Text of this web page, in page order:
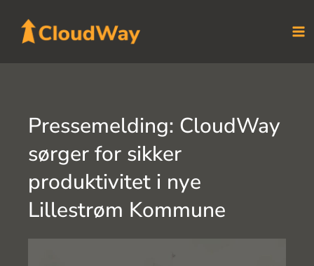
content
Pressemelding: CloudWay
sørger for sikker
produktivitet i nye
Lillestrøm Kommune